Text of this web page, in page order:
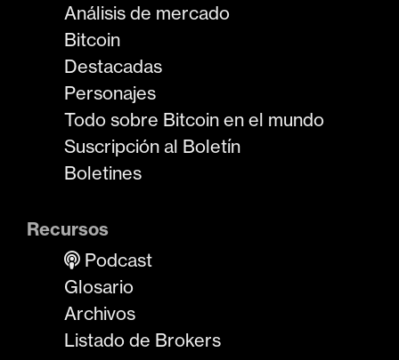
Análisis de mercado
Bitcoin
Destacadas
Personajes
Todo sobre Bitcoin en el mundo
Suscripción al Boletín
Boletines
Recursos
Podcast
Glosario
Archivos
Listado de Brokers